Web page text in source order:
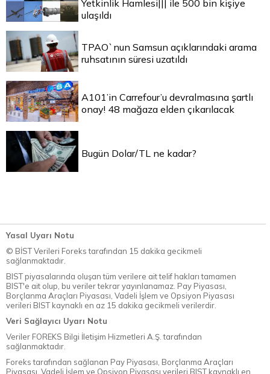
Yetkinlik Hamlesi||| ile 500 bin kişiye
ulaşıldı
TPAO`nun Samsun açıklarındaki arama
ruhsatının süresi uzatıldı
A101’in Carrefour’u devralmasına şartlı
onay! 48 mağaza elden çıkarılacak
Bugün Dolar/TL ne kadar?
Yasal Uyarı Notu
© BİST Verileri Foreks tarafından 15 dakika gecikmeli
sağlanmaktadır.
BIST piyasalarında oluşan tüm verilere ait telif hakları tamamen
BIST'e ait olup, bu veriler tekrar yayınlanamaz. Pay Piyasası,
Borçlanma Araçları Piyasası, Vadeli İşlem ve Opsiyon Piyasası
verileri BIST kaynaklı en az 15 dakika gecikmeli verilerdir.
Veri Sağlayıcı Uyarı Notu
Veriler FOREKS Bilgi İletişim Hizmetleri A.Ş. tarafından
sağlanmaktadır.
Foreks tarafından sağlanan Pay Piyasası, Borçlanma Araçları
Piyasası, Vadeli İşlem ve Opsiyon Piyasası verileri BIST kaynaklı en